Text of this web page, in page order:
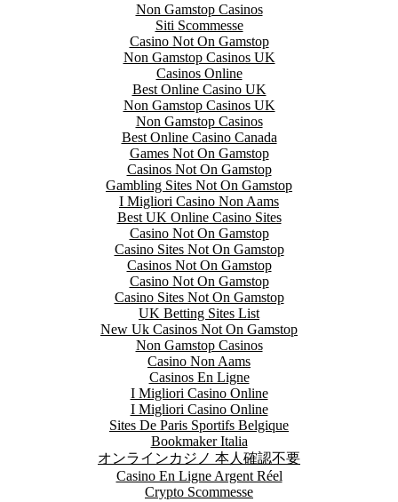
Non Gamstop Casinos
Siti Scommesse
Casino Not On Gamstop
Non Gamstop Casinos UK
Casinos Online
Best Online Casino UK
Non Gamstop Casinos UK
Non Gamstop Casinos
Best Online Casino Canada
Games Not On Gamstop
Casinos Not On Gamstop
Gambling Sites Not On Gamstop
I Migliori Casino Non Aams
Best UK Online Casino Sites
Casino Not On Gamstop
Casino Sites Not On Gamstop
Casinos Not On Gamstop
Casino Not On Gamstop
Casino Sites Not On Gamstop
UK Betting Sites List
New Uk Casinos Not On Gamstop
Non Gamstop Casinos
Casino Non Aams
Casinos En Ligne
I Migliori Casino Online
I Migliori Casino Online
Sites De Paris Sportifs Belgique
Bookmaker Italia
オンラインカジノ 本人確認不要
Casino En Ligne Argent Réel
Crypto Scommesse